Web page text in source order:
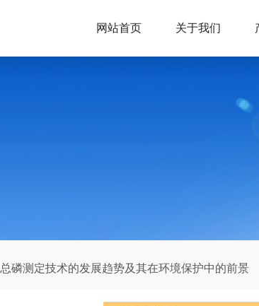
网站首页 关于我们
总磷测定技术的发展趋势及其在环境保护中的前景